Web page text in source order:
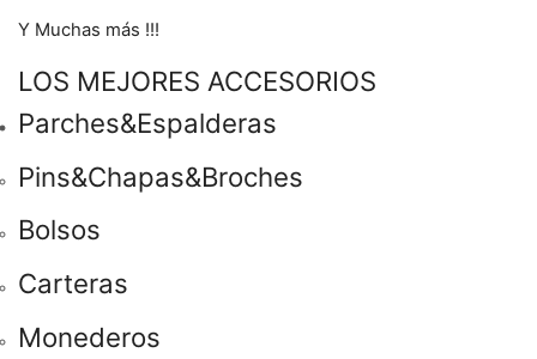
Y Muchas más !!!
LOS MEJORES ACCESORIOS
Parches&Espalderas
Pins&Chapas&Broches
Bolsos
Carteras
Monederos